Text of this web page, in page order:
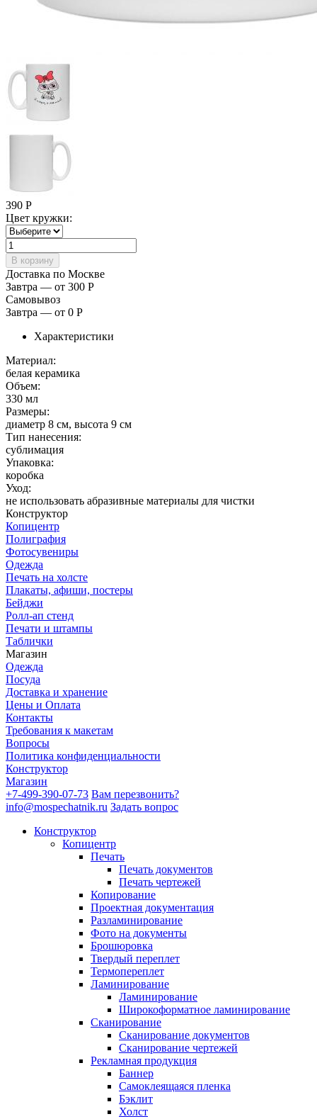
390 Р
Цвет кружки:
Доставка по Москве
Завтра — от 300 Р
Самовывоз
Завтра — от 0 Р
Характеристики
Материал:
белая керамика
Объем:
330 мл
Размеры:
диаметр 8 см, высота 9 см
Тип нанесения:
сублимация
Упаковка:
коробка
Уход:
не использовать абразивные материалы для чистки
Конструктор
Копицентр
Полиграфия
Фотосувениры
Одежда
Печать на холсте
Плакаты, афиши, постеры
Бейджи
Ролл-ап стенд
Печати и штампы
Таблички
Магазин
Одежда
Посуда
Доставка и хранение
Цены и Оплата
Контакты
Требования к макетам
Вопросы
Политика конфиденциальности
Конструктор
Магазин
+7-499-390-07-73 Вам перезвонить?
info@mospechatnik.ru Задать вопрос
Конструктор
Копицентр
Печать
Печать документов
Печать чертежей
Копирование
Проектная документация
Разламинирование
Фото на документы
Брошюровка
Твердый переплет
Термопереплет
Ламинирование
Ламинирование
Широкоформатное ламинирование
Сканирование
Сканирование документов
Сканирование чертежей
Рекламная продукция
Баннер
Самоклеящаяся пленка
Бэклит
Холст